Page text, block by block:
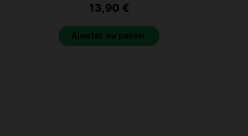
13,90 €
Ajouter au panier